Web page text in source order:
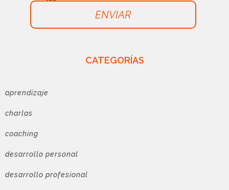
ENVIAR
CATEGORÍAS
aprendizaje
charlas
coaching
desarrollo personal
desarrollo profesional